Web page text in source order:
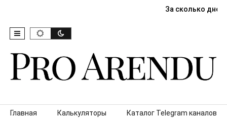
За сколько дней
Skip to content
Главная Калькуляторы Каталог Telegram каналов